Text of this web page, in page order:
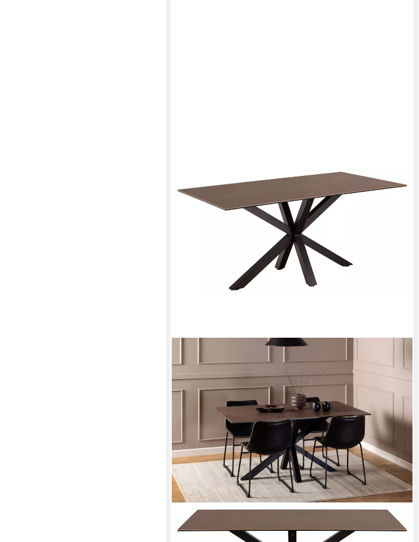
ACTONA GROUP
Esstisch Heaven mit Keramikplatte & stabilem Stahlgestell,